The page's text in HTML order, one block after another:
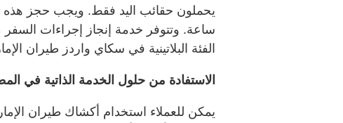
ساعة. وتتوفر خدمة إنجاز إجراءات السفر
الفئة البلاتينية في سكاي واردز طيران
الاستفادة من حلول الخدمة الذاتية في
يمكن للعملاء استخدام أكشاك طيران